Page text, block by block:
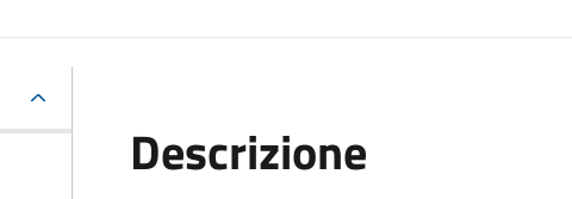
Descrizione